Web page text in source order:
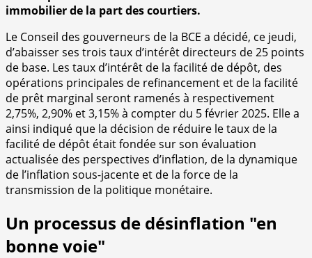
immobilier de la part des courtiers.
Le Conseil des gouverneurs de la BCE a décidé, ce jeudi,
d’abaisser ses trois taux d’intérêt directeurs de 25 points
de base. Les taux d’intérêt de la facilité de dépôt, des
opérations principales de refinancement et de la facilité
de prêt marginal seront ramenés à respectivement
2,75%, 2,90% et 3,15% à compter du 5 février 2025. Elle a
ainsi indiqué que la décision de réduire le taux de la
facilité de dépôt était fondée sur son évaluation
actualisée des perspectives d’inflation, de la dynamique
de l’inflation sous-jacente et de la force de la
transmission de la politique monétaire.
Un processus de désinflation "en
bonne voie"